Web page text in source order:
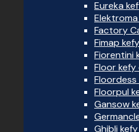
Eureka
Factory
Fimap
Fiorentini
Floor kefy
Floordess
Floorpul
Gansow
Ghibli